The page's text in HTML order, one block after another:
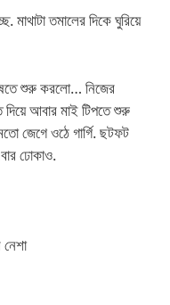
মাথাটা তমালের দিকে ঘুরিয়ে
শুরু করলো… নিজের
দিয়ে আবার মাই টিপতে শুরু
জেগে ওঠে গার্গি. ছটফট
ঢোকাও.